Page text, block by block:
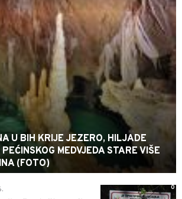
U BIH KRIJE JEZERO, HILJADE
MEDVJEDA STARE VIŠE
(FOTO)
0